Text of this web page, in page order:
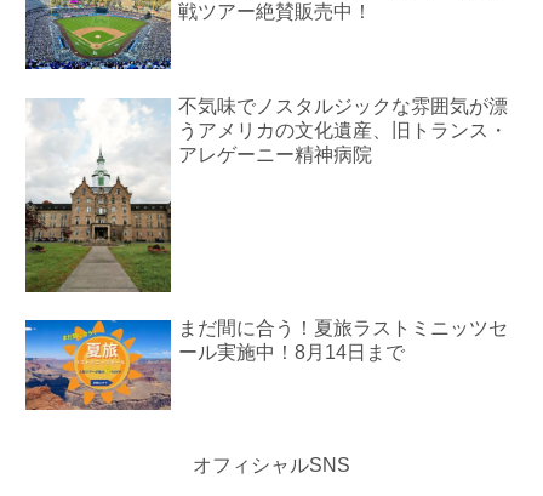
戦ツアー絶賛販売中！
不気味でノスタルジックな雰囲気が漂
うアメリカの文化遺産、旧トランス・
アレゲーニー精神病院
まだ間に合う！夏旅ラストミニッツセ
ール実施中！8月14日まで
オフィシャルSNS